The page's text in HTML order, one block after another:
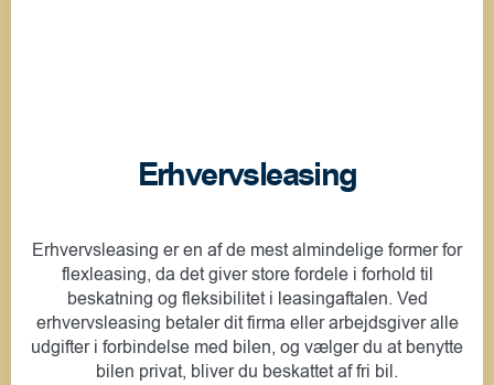
Erhvervsleasing
Erhvervsleasing er en af de mest almindelige former for
flexleasing, da det giver store fordele i forhold til
beskatning og fleksibilitet i leasingaftalen. Ved
erhvervsleasing betaler dit firma eller arbejdsgiver alle
udgifter i forbindelse med bilen, og vælger du at benytte
bilen privat, bliver du beskattet af fri bil.